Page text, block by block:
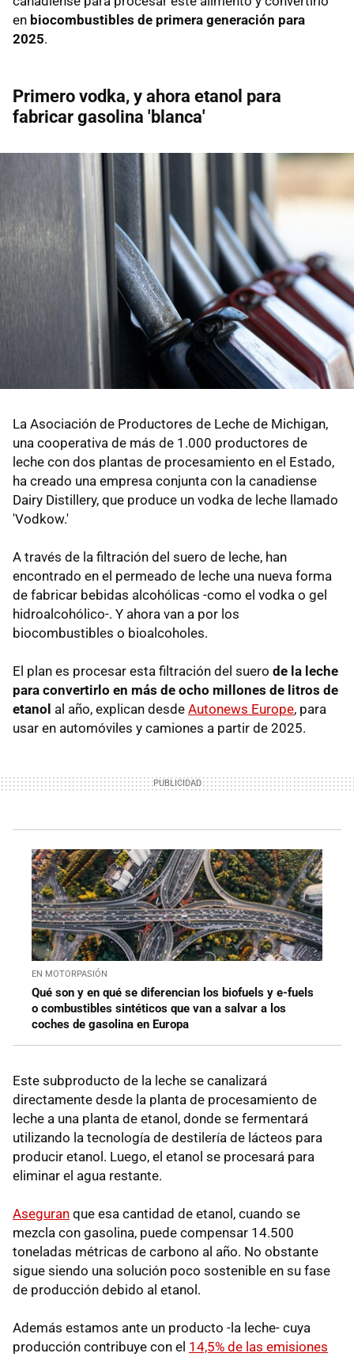
en biocombustibles de primera generación para
2025.
Primero vodka, y ahora etanol para
fabricar gasolina 'blanca'
La Asociación de Productores de Leche de Michigan,
una cooperativa de más de 1.000 productores de
leche con dos plantas de procesamiento en el Estado,
ha creado una empresa conjunta con la canadiense
Dairy Distillery, que produce un vodka de leche llamado
'Vodkow.'
A través de la filtración del suero de leche, han
encontrado en el permeado de leche una nueva forma
de fabricar bebidas alcohólicas -como el vodka o gel
hidroalcohólico-. Y ahora van a por los
biocombustibles o bioalcoholes.
El plan es procesar esta filtración del suero de la leche
para convertirlo en más de ocho millones de litros de
etanol al año, explican desde Autonews Europe, para
usar en automóviles y camiones a partir de 2025.
EN MOTORPASIÓN
Qué son y en qué se diferencian los biofuels y e-fuels
o combustibles sintéticos que van a salvar a los
coches de gasolina en Europa
Este subproducto de la leche se canalizará
directamente desde la planta de procesamiento de
leche a una planta de etanol, donde se fermentará
utilizando la tecnología de destilería de lácteos para
producir etanol. Luego, el etanol se procesará para
eliminar el agua restante.
Aseguran que esa cantidad de etanol, cuando se
mezcla con gasolina, puede compensar 14.500
toneladas métricas de carbono al año. No obstante
sigue siendo una solución poco sostenible en su fase
de producción debido al etanol.
Además estamos ante un producto -la leche- cuya
producción contribuye con el 14,5% de las emisiones